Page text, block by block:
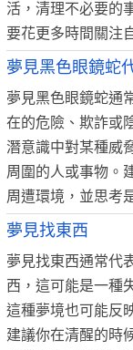
活，清理不必要的
要花更多時間關注
夢見黑色眼鏡蛇
夢見黑色眼鏡蛇通
在的危險、欺詐或
潛意識中對某種威
周圍的人或事物。
周遭環境，並思考
夢見找東西
夢見找東西通常代
西，這可能是一種
這種夢境也可能反
建議你在清醒的時